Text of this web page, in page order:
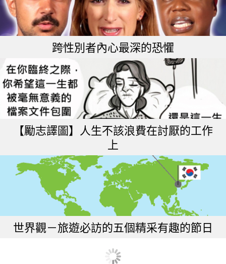
跨性別者內心最深的恐懼
【勵志譯圖】人生不該浪費在討厭的工作
上
世界觀－旅遊必訪的五個精采有趣的節日